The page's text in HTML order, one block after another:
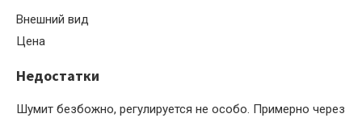
Внешний вид
Цена
Недостатки
Шумит безбожно, регулируется не особо. Примерно через